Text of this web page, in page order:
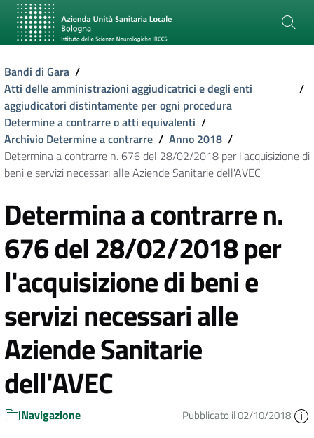
Bandi di Gara /
Atti delle amministrazioni aggiudicatrici e degli enti
aggiudicatori distintamente per ogni procedura
/
Determine a contrarre o atti equivalenti /
Archivio Determine a contrarre / Anno 2018 /
Determina a contrarre n. 676 del 28/02/2018 per l'acquisizione di
beni e servizi necessari alle Aziende Sanitarie dell'AVEC
Determina a contrarre n.
676 del 28/02/2018 per
l'acquisizione di beni e
servizi necessari alle
Aziende Sanitarie
dell'AVEC
Navigazione Pubblicato il 02/10/2018